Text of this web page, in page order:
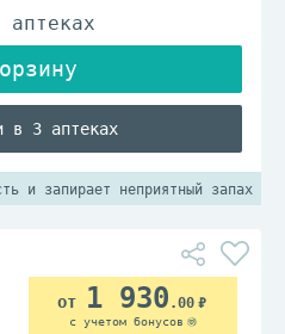
в 3 аптеках
и запирает неприятный запах
1 930 .00
с учетом бонусов